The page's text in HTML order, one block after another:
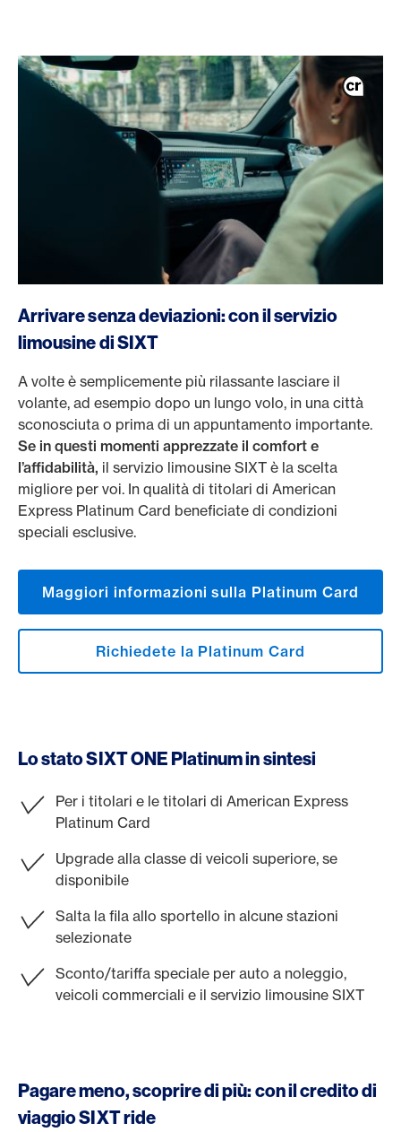
Arrivare senza deviazioni: con il servizio
limousine di SIXT
A volte è semplicemente più rilassante lasciare il
volante, ad esempio dopo un lungo volo, in una città
sconosciuta o prima di un appuntamento importante.
Se in questi momenti apprezzate il comfort e
l’affidabilità, il servizio limousine SIXT è la scelta
migliore per voi. In qualità di titolari di American
Express Platinum Card beneficiate di condizioni
speciali esclusive.
Maggiori informazioni sulla Platinum Card
Richiedete la Platinum Card
Lo stato SIXT ONE Platinum in sintesi
Per i titolari e le titolari di American Express
Platinum Card
Upgrade alla classe di veicoli superiore, se
disponibile
Salta la fila allo sportello in alcune stazioni
selezionate
Sconto/tariffa speciale per auto a noleggio,
veicoli commerciali e il servizio limousine SIXT
Pagare meno, scoprire di più: con il credito di
viaggio SIXT ride